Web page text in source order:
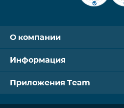
О компании
Информация
Приложения Team